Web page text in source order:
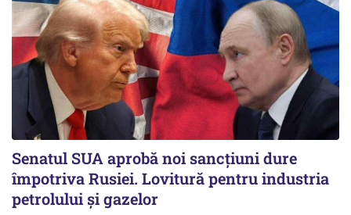
Senatul SUA aprobă noi sancțiuni dure
împotriva Rusiei. Lovitură pentru industria
petrolului și gazelor